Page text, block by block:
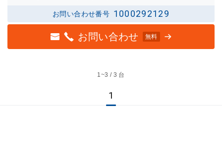
お問い合わせ番号 1000292129
お問い合わせ 無料
1~3 / 3 台
1